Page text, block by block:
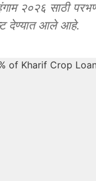
२०२६ साठी
देण्यात आले आहे.